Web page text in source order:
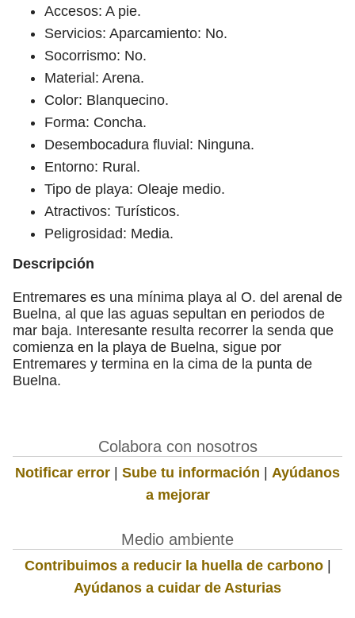
Accesos: A pie.
Servicios: Aparcamiento: No.
Socorrismo: No.
Material: Arena.
Color: Blanquecino.
Forma: Concha.
Desembocadura fluvial: Ninguna.
Entorno: Rural.
Tipo de playa: Oleaje medio.
Atractivos: Turísticos.
Peligrosidad: Media.
Descripción
Entremares es una mínima playa al O. del arenal de
Buelna, al que las aguas sepultan en periodos de
mar baja. Interesante resulta recorrer la senda que
comienza en la playa de Buelna, sigue por
Entremares y termina en la cima de la punta de
Buelna.
Colabora con nosotros
Notificar error | Sube tu información | Ayúdanos
a mejorar
Medio ambiente
Contribuimos a reducir la huella de carbono|
Ayúdanos a cuidar de Asturias